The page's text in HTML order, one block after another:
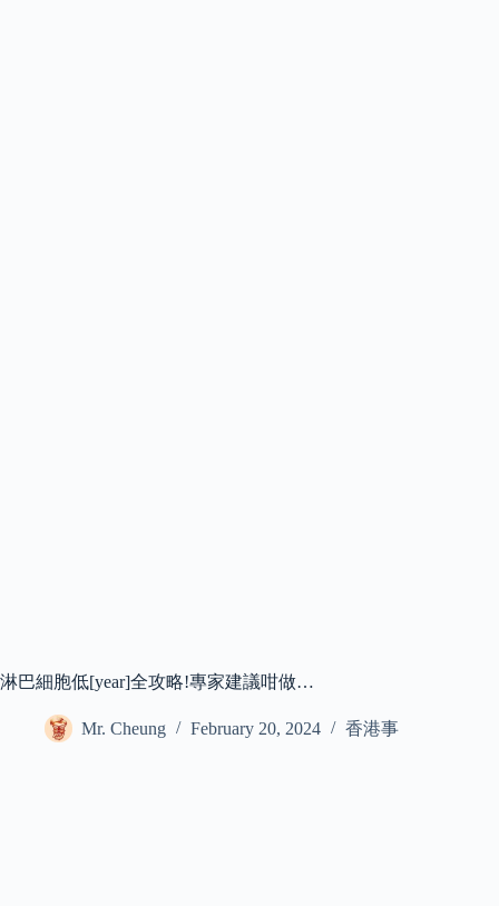
淋巴細胞低[year]全攻略!專家建議咁做…
Mr. Cheung February 20, 2024 香港事